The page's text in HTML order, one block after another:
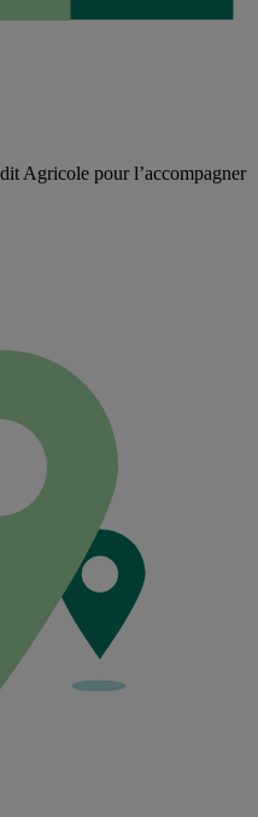
Agricole pour l’accompagner